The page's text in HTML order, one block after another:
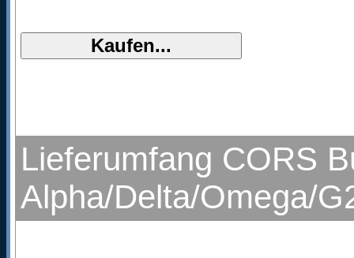
Lieferumfang CORS
Alpha/Delta/Omega/